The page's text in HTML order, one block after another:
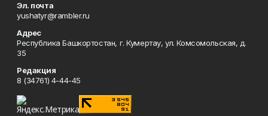
Эл. почта
yushatyr@rambler.ru
Адрес
Республика Башкортостан, г. Кумертау, ул. Комсомольская, д.
35
Редакция
8 (34761) 4-44-45